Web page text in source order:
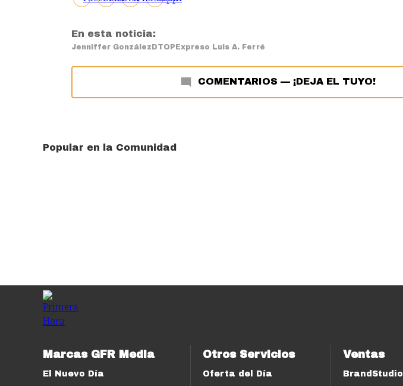
En esta noticia:
Jenniffer GonzálezDTOPExpreso Luis A. Ferré
COMENTARIOS — ¡DEJA EL TUYO!
Popular en la Comunidad
Marcas GFR Media
El Nuevo Día
Otros Servicios
Oferta del Día
Ventas
BrandStudio